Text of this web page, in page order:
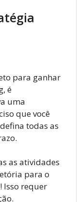
para ganhar
é
uma
que você
todas as
as atividades
para o
Isso requer